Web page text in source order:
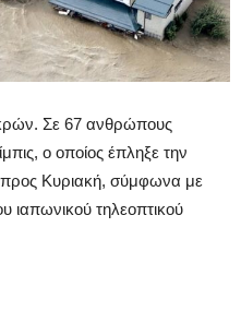
Σε 67 ανθρώπους
ο οποίος έπληξε την
προς Κυριακή, σύμφωνα με
ιαπωνικού τηλεοπτικού